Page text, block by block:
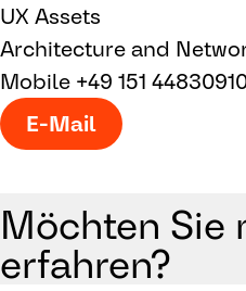
UX Assets
Architecture and
Mobile +49 151
E-Mail
Möchten Sie
erfahren?